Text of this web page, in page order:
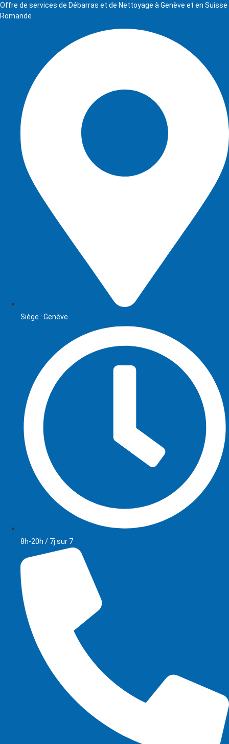
Offre de services de Débarras et de Nettoyage à Genève et en Suisse
Romande
Siège : Genève
8h-20h / 7j sur 7